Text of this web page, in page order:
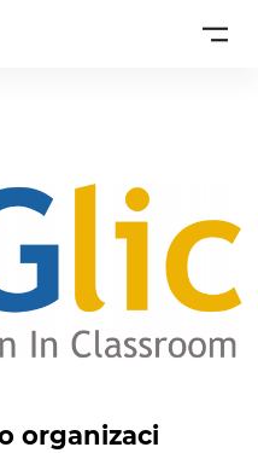
organizaci